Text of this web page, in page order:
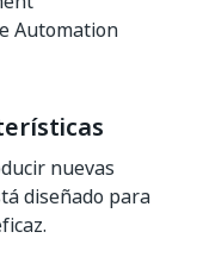
Automation
nuevas
diseñado para